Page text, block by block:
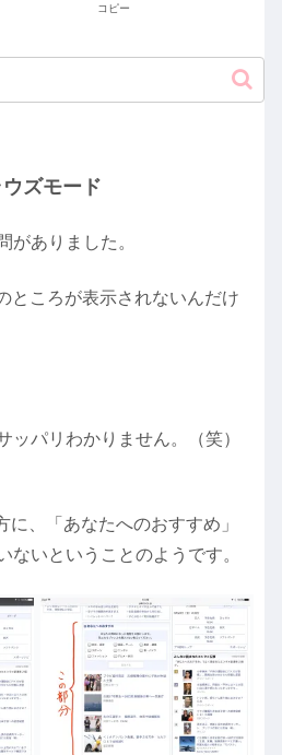
コピー
ズモード
がありました。
ところが表示されないんだけ
ッパリわかりません。（笑）
、「あなたへのおすすめ」
ないということのようです。